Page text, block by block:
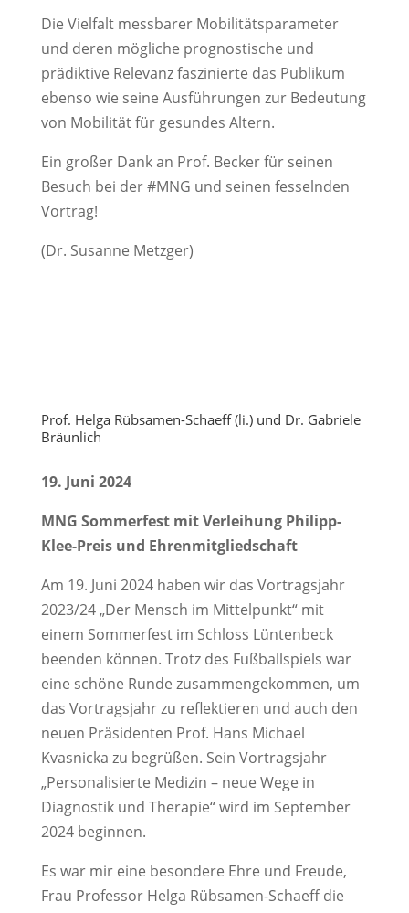
Die Vielfalt messbarer Mobilitätsparameter
und deren mögliche prognostische und
prädiktive Relevanz faszinierte das Publikum
ebenso wie seine Ausführungen zur Bedeutung
von Mobilität für gesundes Altern.
Ein großer Dank an Prof. Becker für seinen
Besuch bei der #MNG und seinen fesselnden
Vortrag!
(Dr. Susanne Metzger)
Prof. Helga Rübsamen-Schaeff (li.) und Dr. Gabriele
Bräunlich
19. Juni 2024
MNG Sommerfest mit Verleihung Philipp-
Klee-Preis und Ehrenmitgliedschaft
Am 19. Juni 2024 haben wir das Vortragsjahr
2023/24 „Der Mensch im Mittelpunkt“ mit
einem Sommerfest im Schloss Lüntenbeck
beenden können. Trotz des Fußballspiels war
eine schöne Runde zusammengekommen, um
das Vortragsjahr zu reflektieren und auch den
neuen Präsidenten Prof. Hans Michael
Kvasnicka zu begrüßen. Sein Vortragsjahr
„Personalisierte Medizin – neue Wege in
Diagnostik und Therapie“ wird im September
2024 beginnen.
Es war mir eine besondere Ehre und Freude,
Frau Professor Helga Rübsamen-Schaeff die